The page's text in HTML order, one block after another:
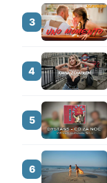
3
4
5
6